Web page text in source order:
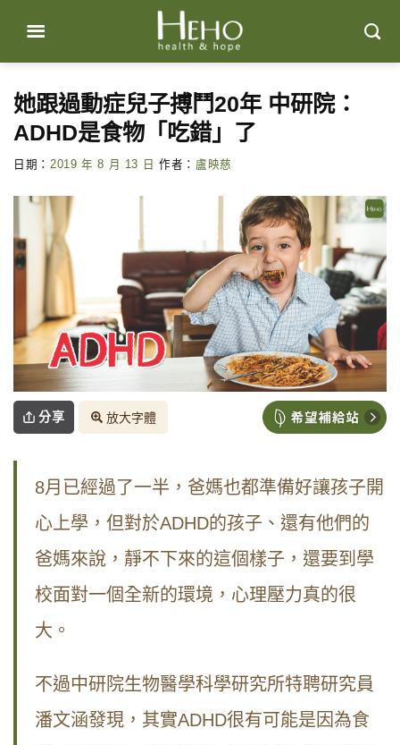
content
她跟過動症兒子搏鬥20年 中研院：
ADHD是食物「吃錯」了
日期： 2019 年 8 月 13 日 作者： 盧映慈
分享 放大字體
8月已經過了一半，爸媽也都準備好讓孩子開
心上學，但對於ADHD的孩子、還有他們的
爸媽來說，靜不下來的這個樣子，還要到學
校面對一個全新的環境，心理壓力真的很
大。
不過中研院生物醫學科學研究所特聘研究員
潘文涵發現，其實ADHD很有可能是因為食